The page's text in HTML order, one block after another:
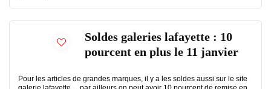
Soldes galeries lafayette : 10
pourcent en plus le 11 janvier
Pour les articles de grandes marques, il y a les soldes aussi sur le site